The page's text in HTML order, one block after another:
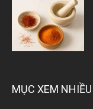
MỤC XEM NHIỀU